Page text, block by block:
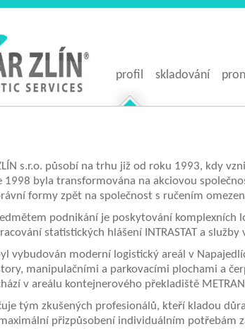
profil skladování
s.r.o. působí na trhu již od roku 1993, kdy
1998 byla transformována na akciovou
formy zpět na společnost s ručením
podnikání je poskytování komplexních
statistických hlášení INTRASTAT a
vybudován moderní logistický areál v
manipulačními a parkovacími plochami a
v areálu kontejnerového překladiště
tým zkušených profesionálů, kteří kladou
přizpůsobení individuálním potřebám